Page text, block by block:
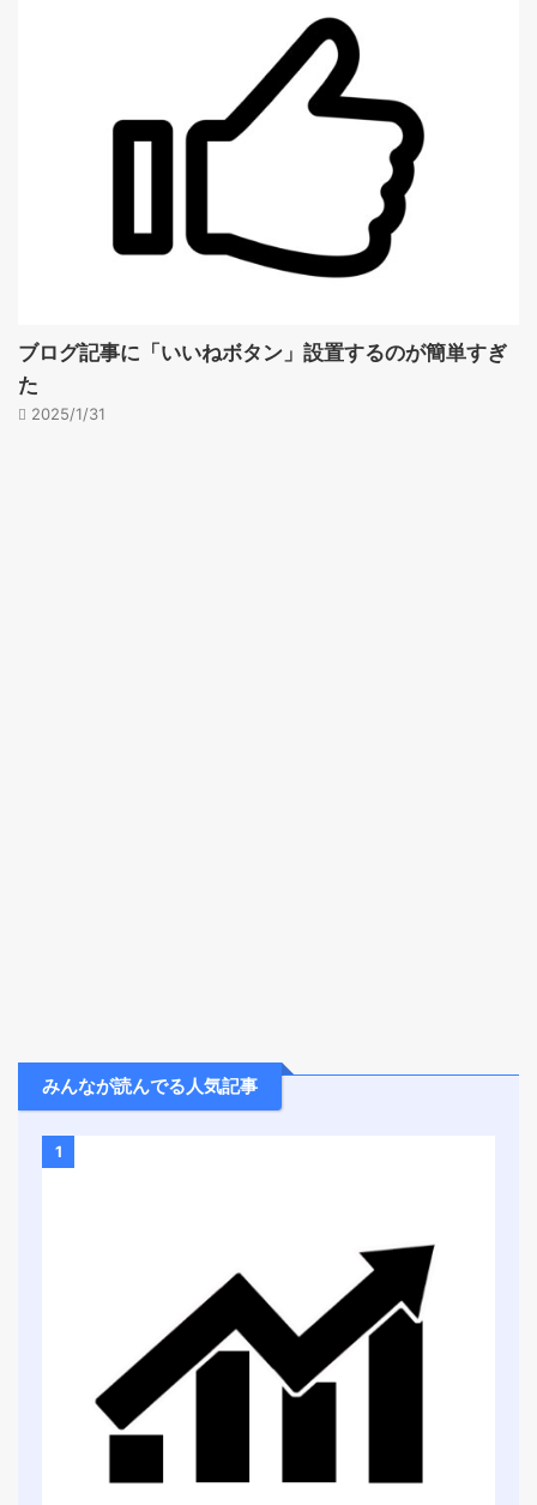
ブログ記事に「いいねボタン」設置するのが簡単すぎ
た
2025/1/31
みんなが読んでる人気記事
1